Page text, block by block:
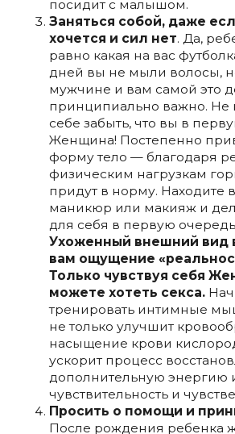
посидит с малышом.
Заняться собой, даже
хочется и сил нет. Да,
равно какая на вас
дней вы не мыли волосы,
мужчине и вам самой это
принципиально важно. Не
себе забыть, что вы в
Женщина! Постепенно
форму тело — благодаря
физическим нагрузкам
придут в норму. Находите
маникюр или макияж и
для себя в первую
Ухоженный внешний вид
вам ощущение
Только чувствуя себя
можете хотеть секса.
тренировать интимные
не только улучшит
насыщение крови
ускорит процесс
дополнительную энергию
чувствительность и
Просить о помощи и
После рождения ребенка